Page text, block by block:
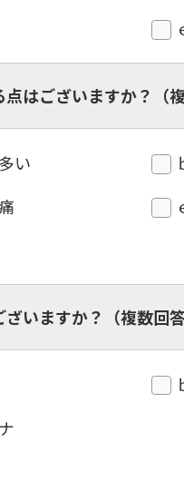
はございますか？（複
い
いますか？（複数回答